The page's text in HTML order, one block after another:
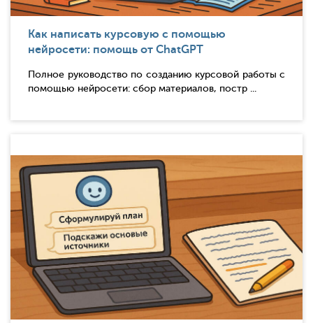
Как написать курсовую с помощью
нейросети: помощь от ChatGPT
Полное руководство по созданию курсовой работы с
помощью нейросети: сбор материалов, постр ...